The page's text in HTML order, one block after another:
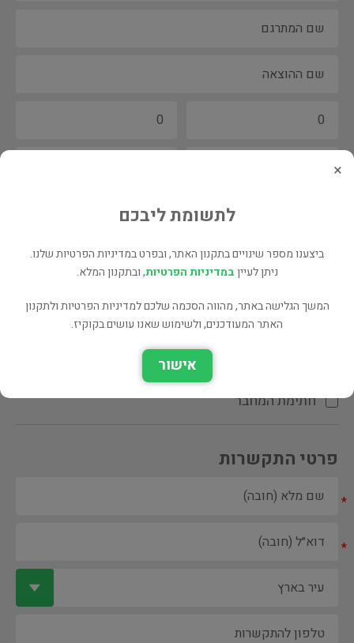
הקדשת המחבר\המתרגם
חתימת המחבר
פרטי התקשרות
*
*
×
לתשומת ליבכם
ביצענו מספר שינויים בתקנון האתר, ובפרט במדיניות הפרטיות שלנו.
ניתן לעייןבמדיניות הפרטיות, ובתקנון המלא.
המשך הגלישה באתר, מהווה הסכמה שלכם למדיניות הפרטיות ולתקנון
האתר המעודכנים, ולשימוש שאנו עושים בקוקיז.
אישור